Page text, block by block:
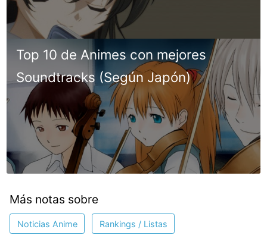
Top 10 de Animes con mejores
Soundtracks (Según Japón)
Más notas sobre
Noticias Anime Rankings / Listas